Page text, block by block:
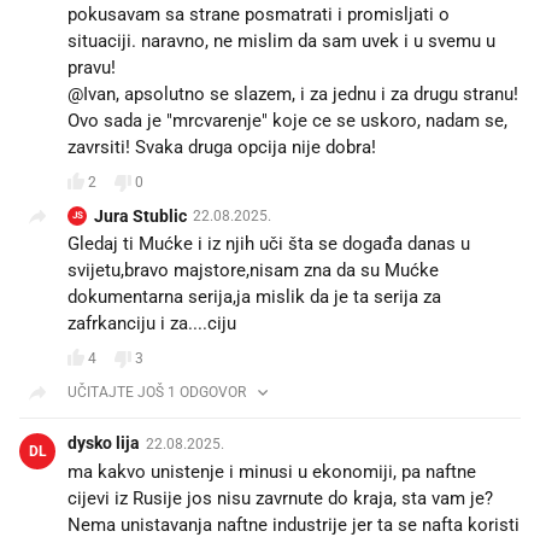
pokusavam sa strane posmatrati i promisljati o
situaciji. naravno, ne mislim da sam uvek i u svemu u
pravu!
@Ivan, apsolutno se slazem, i za jednu i za drugu stranu!
Ovo sada je "mrcvarenje" koje ce se uskoro, nadam se,
zavrsiti! Svaka druga opcija nije dobra!
2 0
JS Jura Stublic 22.08.2025.
Gledaj ti Mućke i iz njih uči šta se događa danas u
svijetu,bravo majstore,nisam zna da su Mućke
dokumentarna serija,ja mislik da je ta serija za
zafrkanciju i za....ciju
4
3
UČITAJTE JOŠ 1 ODGOVOR
DL dysko lija 22.08.2025.
ma kakvo unistenje i minusi u ekonomiji, pa naftne
cijevi iz Rusije jos nisu zavrnute do kraja, sta vam je?
Nema unistavanja naftne industrije jer ta se nafta koristi